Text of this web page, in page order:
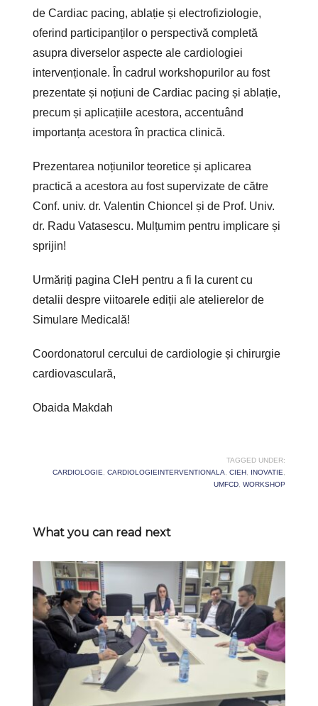
de Cardiac pacing, ablație și electrofiziologie,
oferind participanților o perspectivă completă
asupra diverselor aspecte ale cardiologiei
intervenționale. În cadrul workshopurilor au fost
prezentate și noțiuni de Cardiac pacing și ablație,
precum și aplicațiile acestora, accentuând
importanța acestora în practica clinică.
Prezentarea noțiunilor teoretice și aplicarea
practică a acestora au fost supervizate de către
Conf. univ. dr. Valentin Chioncel și de Prof. Univ.
dr. Radu Vatasescu. Mulțumim pentru implicare și
sprijin!
Urmăriți pagina CleH pentru a fi la curent cu
detalii despre viitoarele ediții ale atelierelor de
Simulare Medicală!
Coordonatorul cercului de cardiologie și chirurgie
cardiovasculară,
Obaida Makdah
TAGGED UNDER:
CARDIOLOGIE
CARDIOLOGIEINTERVENTIONALA CIEH, INOVATIE
UMFCD, WORKSHOP
What you can read next